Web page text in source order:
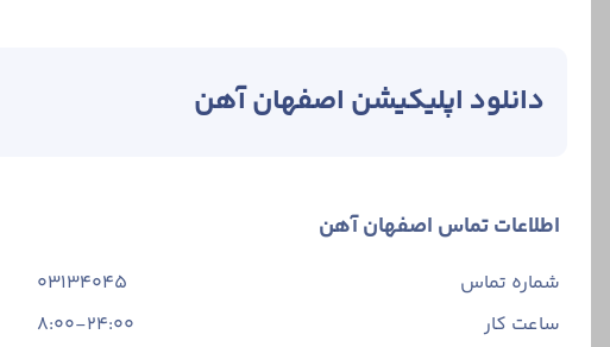
دانلود اپلیکیشن اصفهان آهن
اطلاعات تماس اصفهان آهن
شماره تماس
03134045
ساعت کار
8:00-24:00